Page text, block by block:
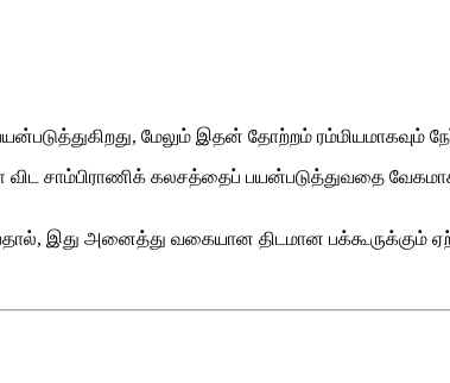
மேலும் இதன் தோற்றம் ரம்மியமாகவும்
கலசத்தைப் பயன்படுத்துவதை
இது அனைத்து வகையான திடமான பக்கூருக்கும்